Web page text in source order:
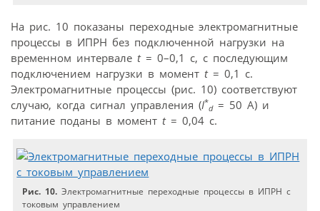
На рис. 10 показаны переходные электромагнитные
процессы в ИПРН без подключенной нагрузки на
временном интервале t= 0–0,1 c, с последующим
подключением нагрузки в момент t= 0,1 c.
Электромагнитные процессы (рис. 10) соответствуют
случаю, когда сигнал управления (I*
d= 50 A) и
питание поданы в момент t= 0,04 c.
Рис. 10. Электромагнитные переходные процессы в ИПРН с
токовым управлением